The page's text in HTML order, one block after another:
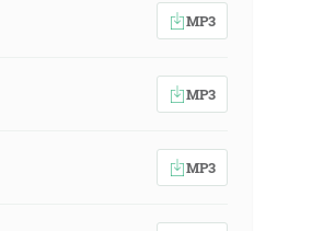
MP3
MP3
MP3